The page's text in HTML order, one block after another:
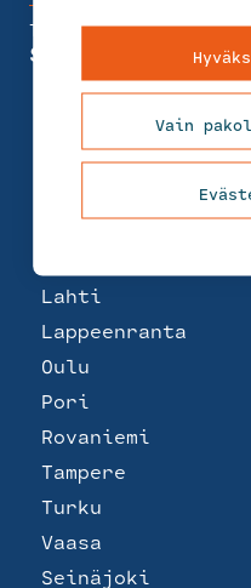
Toimipisteet
Suomi
Helsinki
Jyväskylä
Kotka
Lahti
Lappeenranta
Oulu
Pori
Rovaniemi
Tampere
Turku
Vaasa
Seinäjoki
Vain